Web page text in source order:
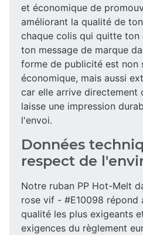
et économique de
améliorant la qualité de
chaque colis qui quitte
ton message de marque
forme de publicité est non
économique, mais aussi
car elle arrive directement
laisse une impression
l'envoi.
Données
respect de
Notre ruban PP Hot-Melt
rose vif - #E10098 répond
qualité les plus exigeants
exigences du règlement